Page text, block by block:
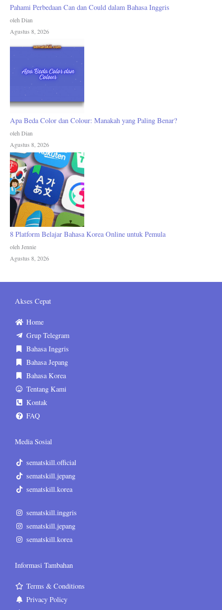
Pahami Perbedaan Can dan Could dalam Bahasa Inggris
oleh Dian
Agustus 8, 2026
Apa Beda Color dan Colour: Manakah yang Paling Benar?
oleh Dian
Agustus 8, 2026
8 Platform Belajar Bahasa Korea Online untuk Pemula
oleh Jennie
Agustus 8, 2026
Akses Cepat
Home
Grup Telegram
Bahasa Inggris
Bahasa Jepang
Bahasa Korea
Tentang Kami
Kontak
FAQ
Media Sosial
sematskill.official
sematskill.jepang
sematskill.korea
sematskill.inggris
sematskill.jepang
sematskill.korea
Informasi Tambahan
Terms & Conditions
Privacy Policy